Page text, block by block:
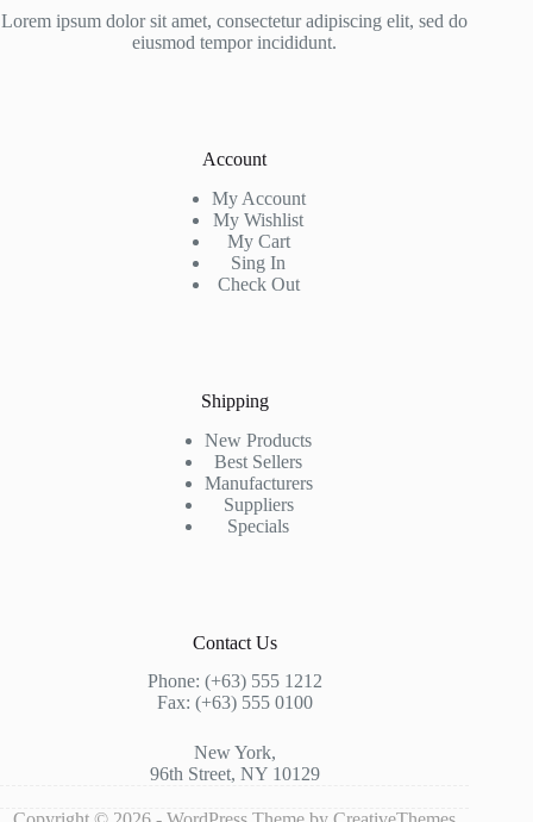
Lorem ipsum dolor sit amet, consectetur adipiscing elit, sed do
eiusmod tempor incididunt.
Account
My Account
My Wishlist
My Cart
Sing In
Check Out
Shipping
New Products
Best Sellers
Manufacturers
Suppliers
Specials
Contact Us
Phone: (+63) 555 1212
Fax: (+63) 555 0100
New York,
96th Street, NY 10129